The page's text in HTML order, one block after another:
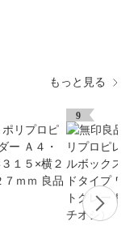
もっと見る
9